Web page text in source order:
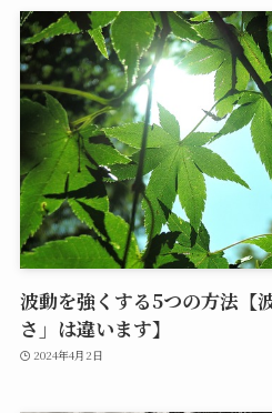
波動を強くする5つの方法【
さ」は違います】
2024年4月2日